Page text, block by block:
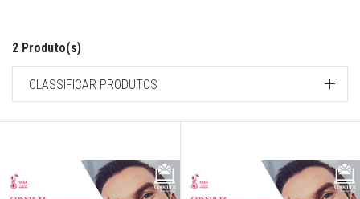
2 Produto(s)
CLASSIFICAR PRODUTOS